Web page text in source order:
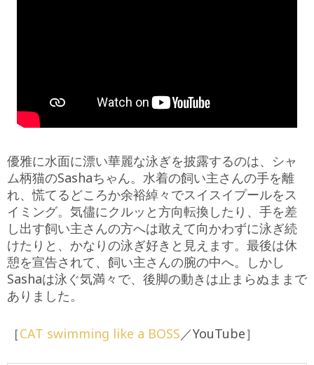
優雅に水面に漂い華麗な泳ぎを披露するのは、シャ
ム柄猫のSashaちゃん。水着の飼い主さんの手を離
れ、慌てるどころか余裕綽々でスイスイプールをス
イミング。気儘にクルッと方向転換したり、手を差
し出す飼い主さんの方へは敢えて向かわずに泳ぎ続
けたりと、かなりの泳ぎ好きと見えます。最後は休
憩を宣告されて、飼い主さんの腕の中へ。しかし
Sashaは泳ぐ気満々で、後脚の動きは止まらぬままで
ありました。
［CAT swimming like a BOSS／YouTube］